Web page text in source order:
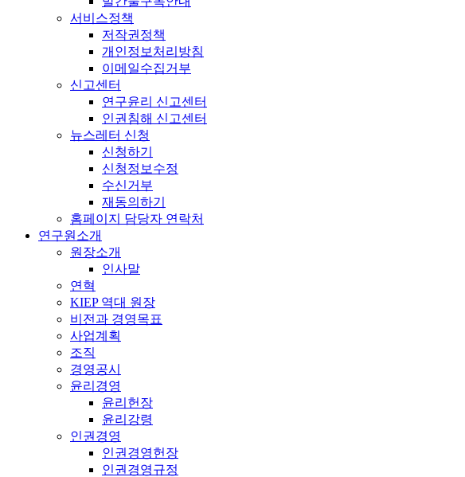
서비스정책
저작권정책
개인정보처리방침
이메일수집거부
신고센터
연구윤리 신고센터
인권침해 신고센터
뉴스레터 신청
신청하기
신청정보수정
수신거부
재동의하기
홈페이지 담당자 연락처
연구원소개
원장소개
인사말
연혁
KIEP 역대 원장
비전과 경영목표
사업계획
조직
경영공시
윤리경영
윤리헌장
윤리강령
인권경영
인권경영헌장
인권경영규정